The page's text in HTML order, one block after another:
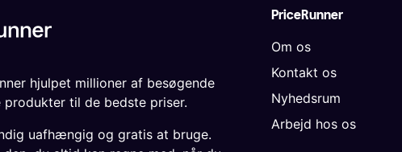
PriceRunner
Om os
Kontakt os
Nyhedsrum
Arbejd hos os
hjulpet millioner af besøgende
til de bedste priser.
uafhængig og gratis at bruge.